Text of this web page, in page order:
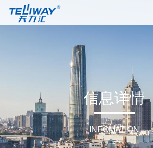
信息详情
INFOMATION